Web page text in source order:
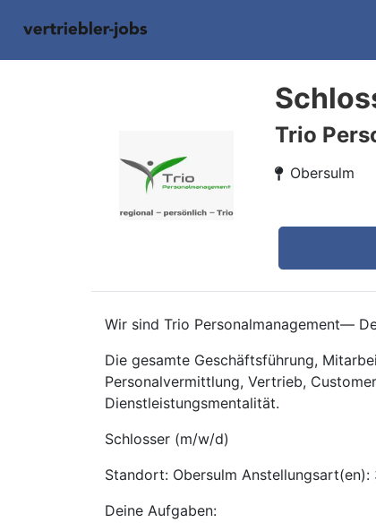
Trio
Obersulm
Wir sind Trio Personalmanagement—
Die gesamte Geschäftsführung,
Personalvermittlung, Vertrieb,
Dienstleistungsmentalität.
Schlosser (m/w/d)
Standort: Obersulm
Deine Aufgaben: